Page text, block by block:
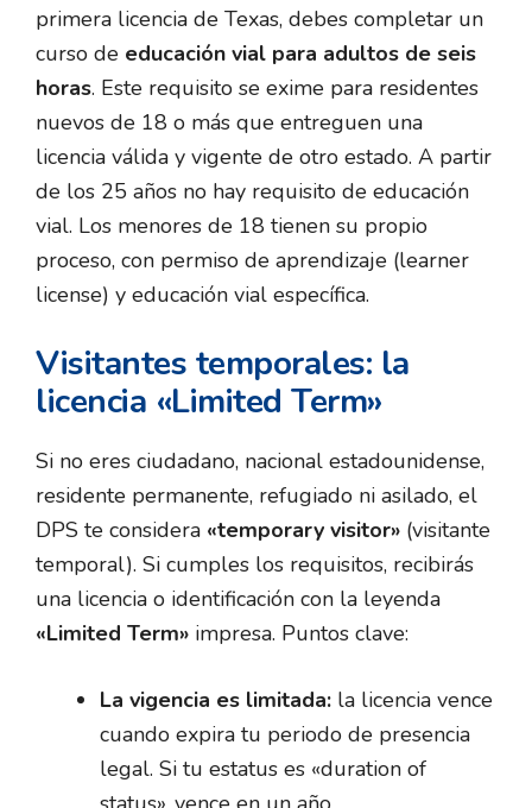
primera licencia de Texas, debes completar un
curso de educación vial para adultos de seis
horas. Este requisito se exime para residentes
nuevos de 18 o más que entreguen una
licencia válida y vigente de otro estado. A partir
de los 25 años no hay requisito de educación
vial. Los menores de 18 tienen su propio
proceso, con permiso de aprendizaje (learner
license) y educación vial específica.
Visitantes temporales: la
licencia «Limited Term»
Si no eres ciudadano, nacional estadounidense,
residente permanente, refugiado ni asilado, el
DPS te considera «temporary visitor» (visitante
temporal). Si cumples los requisitos, recibirás
una licencia o identificación con la leyenda
«Limited Term» impresa. Puntos clave:
La vigencia es limitada: la licencia vence
cuando expira tu periodo de presencia
legal. Si tu estatus es «duration of